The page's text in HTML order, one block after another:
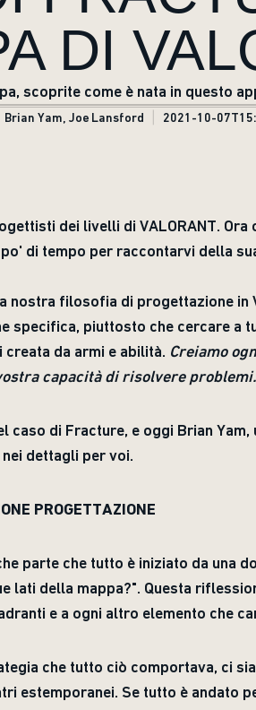
DI
scoprite come è nata in questo
Brian Yam, Joe Lansford 2021-10-
dei livelli di VALORANT.
di tempo per raccontarvi della
nostra filosofia di progettazione in
specifica, piuttosto che cercare a
da armi e abilità. Creiamo
capacità di risolvere problemi.
caso di Fracture, e oggi Brian
dettagli per voi.
PROGETTAZIONE
parte che tutto è iniziato da una
lati della mappa?". Questa
e a ogni altro elemento che
che tutto ciò comportava, ci
estemporanei. Se tutto è andato